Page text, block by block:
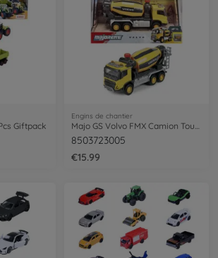
Giftpack
Engins de chantier
8503723005
€15.99